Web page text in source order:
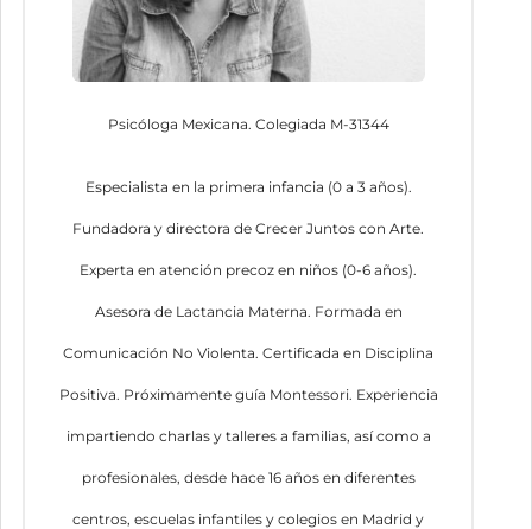
Psicóloga Mexicana. Colegiada M-31344
Especialista en la primera infancia (0 a 3 años).
Fundadora y directora de Crecer Juntos con Arte.
Experta en atención precoz en niños (0-6 años).
Asesora de Lactancia Materna. Formada en
Comunicación No Violenta. Certificada en Disciplina
Positiva. Próximamente guía Montessori. Experiencia
impartiendo charlas y talleres a familias, así como a
profesionales, desde hace 16 años en diferentes
centros, escuelas infantiles y colegios en Madrid y